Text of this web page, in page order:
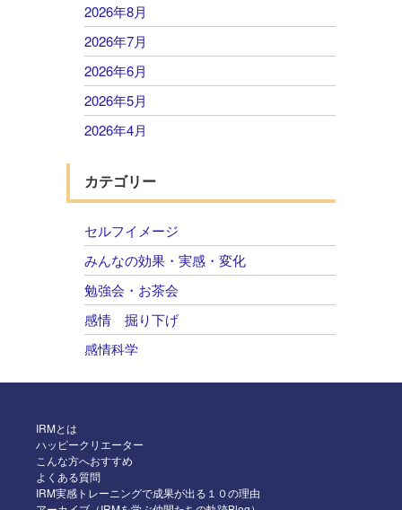
2026年8月
2026年7月
2026年6月
2026年5月
2026年4月
2026年2月
2025年12月
2025年11月
2025年10月
2025年9月
2025年5月
2025年4月
カテゴリー
セルフイメージ
みんなの効果・実感・変化
勉強会・お茶会
感情 掘り下げ
感情科学
自己肯定感 感情のコントロール
IRMとは
ハッピークリエーター
こんな方へおすすめ
よくある質問
IRM実感トレーニングで成果が出る１０の理由